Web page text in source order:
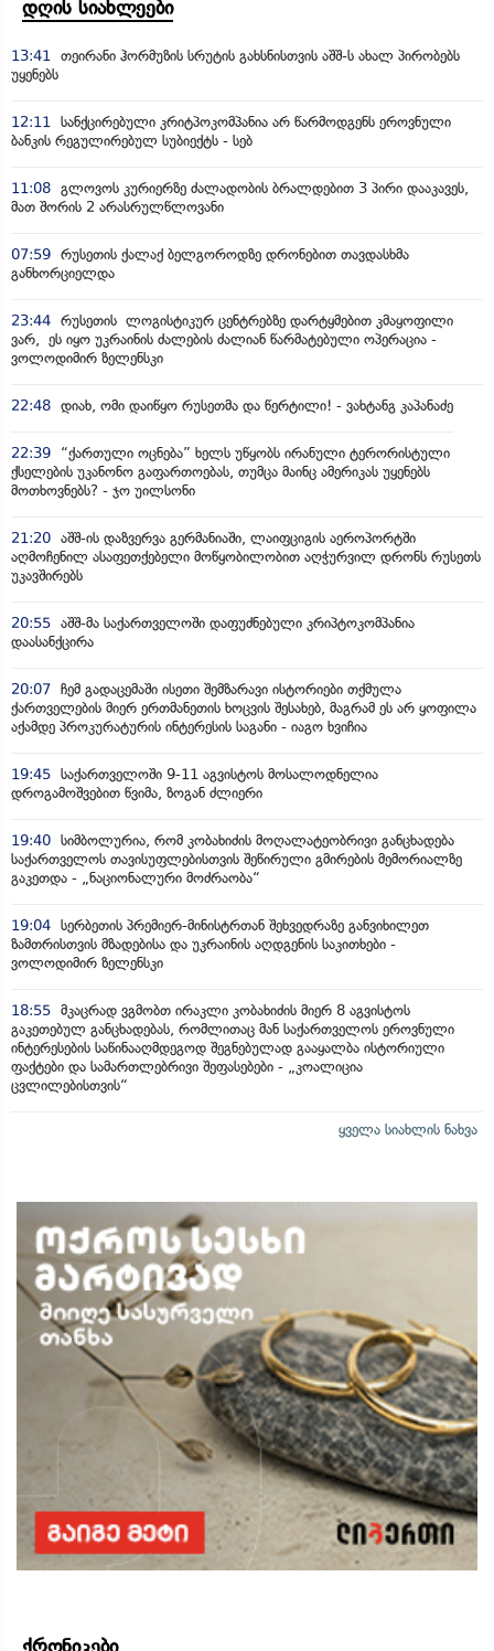
დღის სიახლეები
13:41
თეირანი ჰორმუზის სრუტის გახსნისთვის აშშ-ს ახალ პირობებს
უყენებს
12:11
სანქცირებული კრიტპოკომპანია არ წარმოდგენს ეროვნული
ბანკის რეგულირებულ სუბიექტს - სებ
11:08 გლოვოს კურიერზე ძალადობის ბრალდებით 3 პირი დააკავეს,
მათ შორის 2 არასრულწლოვანი
07:59 რუსეთის ქალაქ ბელგოროდზე დრონებით თავდასხმა
განხორციელდა
23:44 რუსეთის ლოგისტიკურ ცენტრებზე დარტყმებით კმაყოფილი
ვარ, ეს იყო უკრაინის ძალების ძალიან წარმატებული ოპერაცია -
ვოლოდიმირ ზელენსკი
22:48 დიახ, ომი დაიწყო რუსეთმა და წერტილი! - ვახტანგ კაპანაძე
22:39
“ქართული ოცნება” ხელს უწყობს ირანული ტერორისტული
ქსელების უკანონო გაფართოებას, თუმცა მაინც ამერიკას უყენებს
მოთხოვნებს? - ჯო უილსონი
21:20 აშშ-ის დაზვერვა გერმანიაში, ლაიფციგის აეროპორტში
აღმოჩენილ ასაფეთქებელი მოწყობილობით აღჭურვილ დრონს რუსეთს
უკავშირებს
20:55 აშშ-მა საქართველოში დაფუძნებული კრიპტოკომპანია
დაასანქცირა
20:07 ჩემ გადაცემაში ისეთი შემზარავი ისტორიები თქმულა
ქართველების მიერ ერთმანეთის ხოცვის შესახებ, მაგრამ ეს არ ყოფილა
აქამდე პროკურატურის ინტერესის საგანი - იაგო ხვიჩია
19:45 საქართველოში 9-11 აგვისტოს მოსალოდნელია
დროგამოშვებით წვიმა, ზოგან ძლიერი
19:40 სიმბოლურია, რომ კობახიძის მოღალატეობრივი განცხადება
საქართველოს თავისუფლებისთვის შეწირული გმირების მემორიალზე
გაკეთდა - „ნაციონალური მოძრაობა“
19:04 სერბეთის პრემიერ-მინისტრთან შეხვედრაზე განვიხილეთ
ზამთრისთვის მზადებისა და უკრაინის აღდგენის საკითხები -
ვოლოდიმირ ზელენსკი
18:55 მკაცრად ვგმობთ ირაკლი კობახიძის მიერ 8 აგვისტოს
გაკეთებულ განცხადებას, რომლითაც მან საქართველოს ეროვნული
ინტერესების საწინააღმდეგოდ შეგნებულად გააყალბა ისტორიული
ფაქტები და სამართლებრივი შეფასებები - „კოალიცია
ცვლილებისთვის“
ყველა სიახლის ნახვა